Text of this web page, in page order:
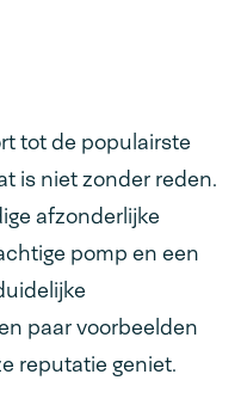
tot de populairste
is niet zonder reden.
afzonderlijke
pomp en een
paar voorbeelden
reputatie geniet.